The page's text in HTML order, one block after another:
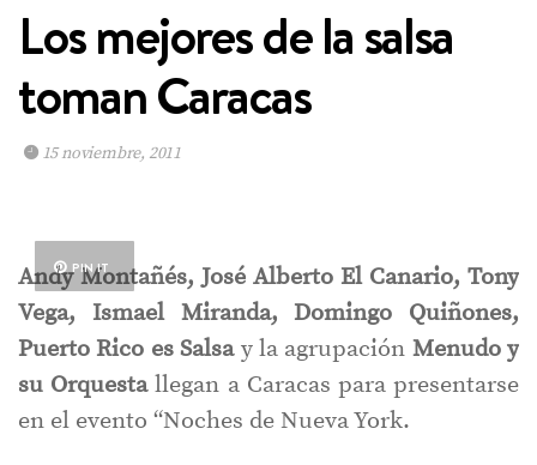
Los mejores de la salsa
toman Caracas
15 noviembre, 2011
PIN IT
Andy Montañés, José Alberto El Canario, Tony
Vega, Ismael Miranda, Domingo Quiñones,
Puerto Rico es Salsa y la agrupación Menudo y
su Orquestallegan a Caracas para presentarse
en el evento “Noches de Nueva York.